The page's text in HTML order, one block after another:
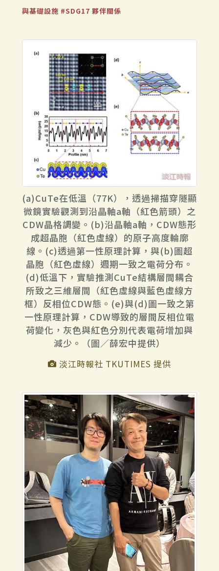
與基礎設施 #SDG17 夥伴關係
(a)CuTe在低溫（77K），透過掃描穿隧顯
微鏡實驗觀測到沿晶軸a軸（紅色箭頭）之
CDW晶格調變。(b)沿晶軸a軸，CDW態形
成超晶胞（紅色虛線）的原子高度輪廓
線。(c)透過第一性原理計算，與(b)圖超
晶胞（紅色虛線）週期一致之電荷分布。
(d)低溫下，實驗推測CuTe結構層間耦合
所致之三維層間（紅色虛線與藍色虛線方
框）反相位CDW態。(e)與(d)圖一致之第
一性原理計算，CDW導致的層間反相位電
荷變化，灰色與紅色分別代表電荷增加與
減少。（圖／薛宏中提供）
淡江時報社 TKUTIMES 提供